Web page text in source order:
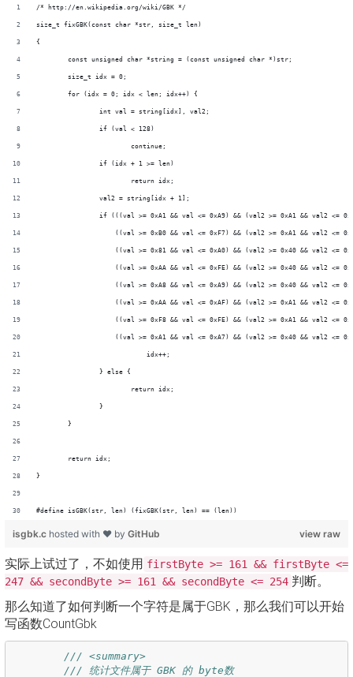
/* http://en.wikipedia.org/wiki/GBK */
size_t fixGBK(const char *str, size_t len)
{
	const unsigned char *string = (const unsigned char *)str;
	size_t idx = 0;
        for (idx = 0; idx < len; idx++) {
                int val = string[idx], val2;
                if (val < 128)
                        continue;
		if (idx + 1 >= len)
			return idx;
                val2 = string[idx + 1];
if (((val >= 0xA1 && val <= 0xA9) && (val2 >= 0xA1 && val2 <=
((val >= 0xB0 && val <= 0xF7) && (val2 >= 0xA1 && val2 <=
((val >= 0x81 && val <= 0xA0) && (val2 >= 0x40 && val2 <=
((val >= 0xAA && val <= 0xFE) && (val2 >= 0x40 && val2 <=
((val >= 0xA8 && val <= 0xA9) && (val2 >= 0x40 && val2 <=
((val >= 0xAA && val <= 0xAF) && (val2 >= 0xA1 && val2 <=
((val >= 0xF8 && val <= 0xFE) && (val2 >= 0xA1 && val2 <=
((val >= 0xA1 && val <= 0xA7) && (val2 >= 0x40 && val2 <=
			    idx++;
		} else {
			return idx;
		}
	}
	return idx;
}
#define isGBK(str, len) (fixGBK(str, len) == (len))
view raw
isgbk.c hosted with ❤ by GitHub
实际上试过了，不如使用 firstByte >= 161 && firstByte <=
247 && secondByte >= 161 && secondByte <= 254 判断。
那么知道了如何判断一个字符是属于GBK，那么我们可以开始
写函数CountGbk
/// <summary>
/// 统计文件属于 GBK 的 byte数